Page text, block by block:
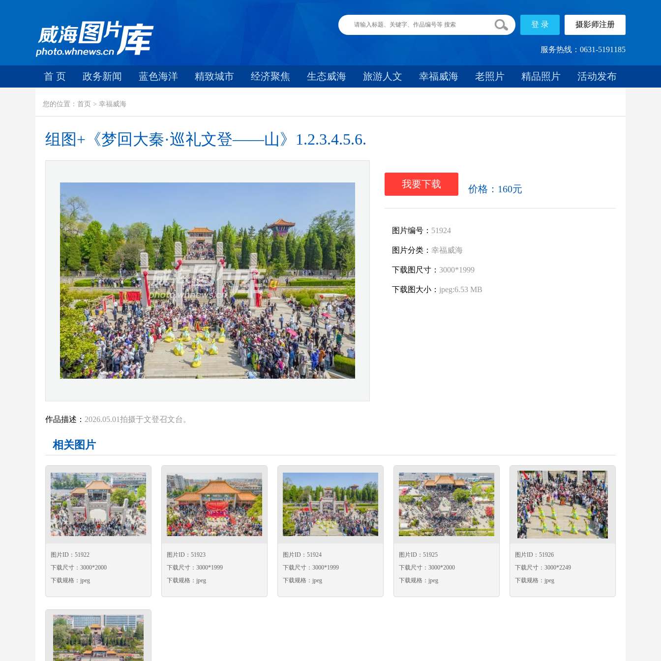
服务热线：0631-5191185
首 页 政务新闻 蓝色海洋 精致城市 经济聚焦 生态威海 旅游人文 幸福威海 老照片 精品照片 活动发布
您的位置：首页 > 幸福威海
组图+《梦回大秦·巡礼文登——山》1.2.3.4.5.6.
我要下载 价格：160元
图片编号： 51924
图片分类： 幸福威海
下载图尺寸： 3000*1999
下载图大小： jpeg:6.53 MB
作品描述： 2026.05.01拍摄于文登召文台。
相关图片
图片ID：51922
下载尺寸：3000*2000
下载规格：jpeg
图片ID：51923
下载尺寸：3000*1999
下载规格：jpeg
图片ID：51924
下载尺寸：3000*1999
下载规格：jpeg
图片ID：51925
下载尺寸：3000*2000
下载规格：jpeg
图片ID：51926
下载尺寸：3000*2249
下载规格：jpeg